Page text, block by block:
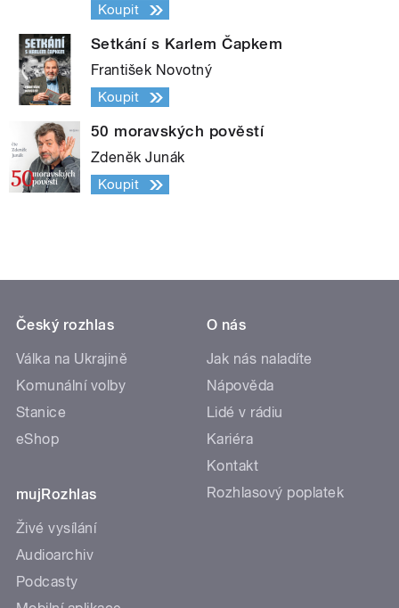
Koupit
Setkání s Karlem Čapkem
František Novotný
Koupit
50 moravských pověstí
Zdeněk Junák
Koupit
Český rozhlas
Válka na Ukrajině
Komunální volby
Stanice
eShop
mujRozhlas
Živé vysílání
Audioarchiv
Podcasty
O nás
Jak nás naladíte
Nápověda
Lidé v rádiu
Kariéra
Kontakt
Rozhlasový poplatek